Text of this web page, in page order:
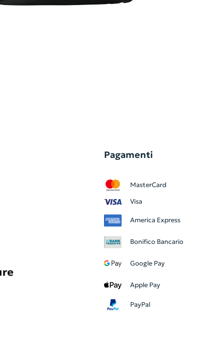
Pagamenti
MasterCard
Visa
America Express
Bonifico Bancario
Google Pay
Apple Pay
PayPal